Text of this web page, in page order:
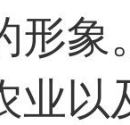
形象
业以